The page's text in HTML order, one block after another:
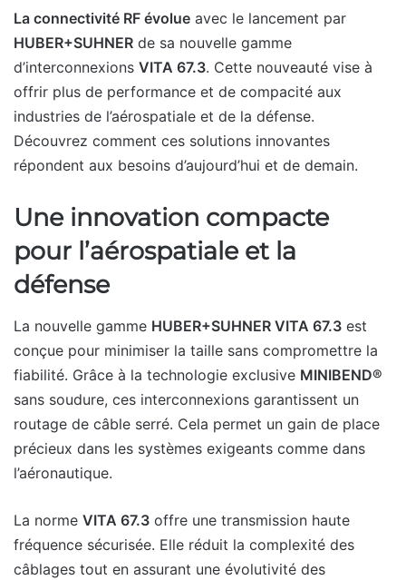
La connectivité RF évolue avec le lancement par
HUBER+SUHNER de sa nouvelle gamme
d’interconnexions VITA 67.3. Cette nouveauté vise à
offrir plus de performance et de compacité aux
industries de l’aérospatiale et de la défense.
Découvrez comment ces solutions innovantes
répondent aux besoins d’aujourd’hui et de demain.
Une innovation compacte
pour l’aérospatiale et la
défense
La nouvelle gamme HUBER+SUHNER VITA 67.3 est
conçue pour minimiser la taille sans compromettre la
fiabilité. Grâce à la technologie exclusive MINIBEND®
sans soudure, ces interconnexions garantissent un
routage de câble serré. Cela permet un gain de place
précieux dans les systèmes exigeants comme dans
l’aéronautique.
La norme VITA 67.3 offre une transmission haute
fréquence sécurisée. Elle réduit la complexité des
câblages tout en assurant une évolutivité des